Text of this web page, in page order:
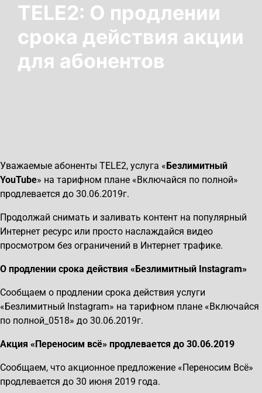
TELE2: О продлении
срока действия акции
для абонентов
Уважаемые абоненты TELE2, услуга «Безлимитный
YouTube» на тарифном плане «Включайся по полной»
продлевается до 30.06.2019г.
Продолжай снимать и заливать контент на популярный
Интернет ресурс или просто наслаждайся видео
просмотром без ограничений в Интернет трафике.
О продлении срока действия «Безлимитный Instagram»
Сообщаем о продлении срока действия услуги
«Безлимитный Instagram» на тарифном плане «Включайся
по полной_0518» до 30.06.2019г.
Акция «Переносим всё» продлевается до 30.06.2019
Сообщаем, что акционное предложение «Переносим Всё»
продлевается до 30 июня 2019 года.